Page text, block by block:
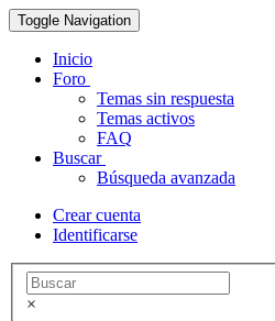
Toggle Navigation
Inicio
Foro
Temas sin respuesta
Temas activos
FAQ
Buscar
Búsqueda avanzada
Crear cuenta
Identificarse
×